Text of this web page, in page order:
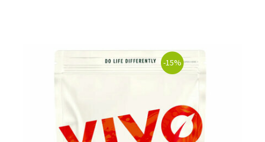
-15%